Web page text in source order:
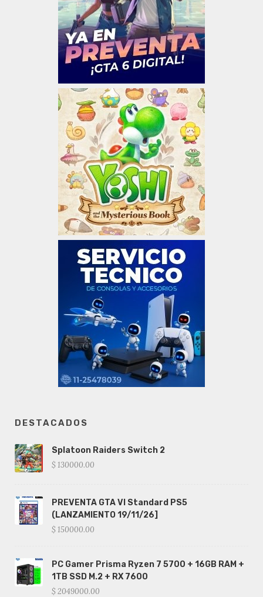
DESTACADOS
Splatoon Raiders Switch 2
$ 130000.00
PREVENTA GTA VI Standard PS5
(LANZAMIENTO 19/11/26]
$ 150000.00
PC Gamer Prisma Ryzen 7 5700 + 16GB RAM +
1TB SSD M.2 + RX 7600
$ 2049000.00